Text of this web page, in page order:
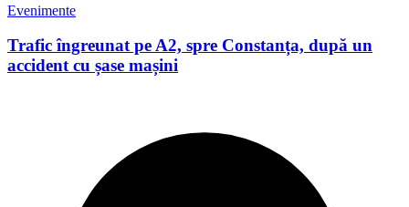
Evenimente
Trafic îngreunat pe A2, spre Constanța, după un
accident cu șase mașini